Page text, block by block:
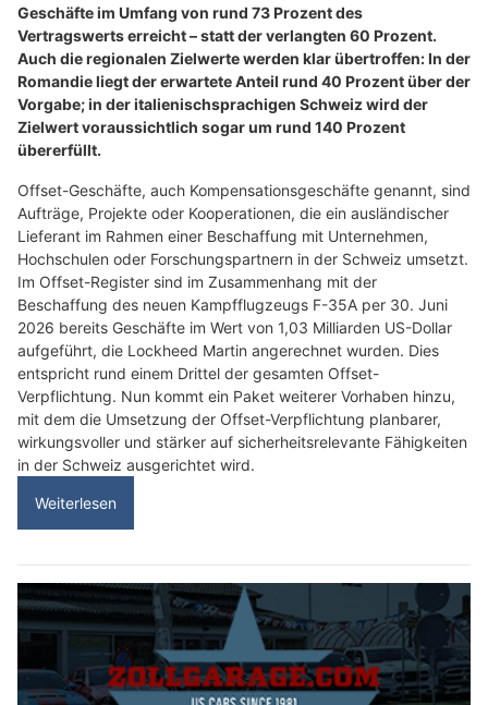
Geschäfte im Umfang von rund 73 Prozent des
Vertragswerts erreicht – statt der verlangten 60 Prozent.
Auch die regionalen Zielwerte werden klar übertroffen: In der
Romandie liegt der erwartete Anteil rund 40 Prozent über der
Vorgabe; in der italienischsprachigen Schweiz wird der
Zielwert voraussichtlich sogar um rund 140 Prozent
übererfüllt.
Offset-Geschäfte, auch Kompensationsgeschäfte genannt, sind
Aufträge, Projekte oder Kooperationen, die ein ausländischer
Lieferant im Rahmen einer Beschaffung mit Unternehmen,
Hochschulen oder Forschungspartnern in der Schweiz umsetzt.
Im Offset-Register sind im Zusammenhang mit der
Beschaffung des neuen Kampfflugzeugs F-35A per 30. Juni
2026 bereits Geschäfte im Wert von 1,03 Milliarden US-Dollar
aufgeführt, die Lockheed Martin angerechnet wurden. Dies
entspricht rund einem Drittel der gesamten Offset-
Verpflichtung. Nun kommt ein Paket weiterer Vorhaben hinzu,
mit dem die Umsetzung der Offset-Verpflichtung planbarer,
wirkungsvoller und stärker auf sicherheitsrelevante Fähigkeiten
in der Schweiz ausgerichtet wird.
Weiterlesen